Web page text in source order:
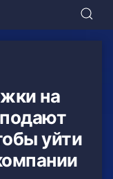
на
уйти